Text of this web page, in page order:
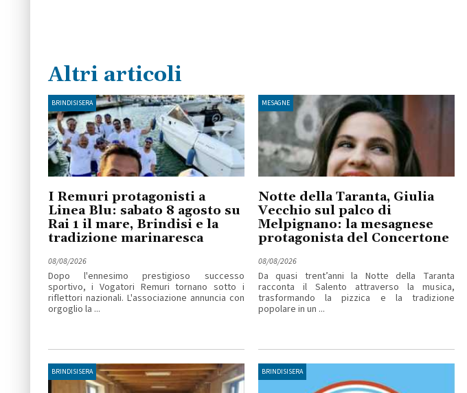
Altri articoli
BRINDISISERA
I Remuri protagonisti a
Linea Blu: sabato 8 agosto su
Rai 1 il mare, Brindisi e la
tradizione marinaresca
08/08/2026
Dopo l'ennesimo prestigioso successo
sportivo, i Vogatori Remuri tornano sotto i
riflettori nazionali. L'associazione annuncia con
orgoglio la ...
MESAGNE
Notte della Taranta, Giulia
Vecchio sul palco di
Melpignano: la mesagnese
protagonista del Concertone
08/08/2026
Da quasi trent’anni la Notte della Taranta
racconta il Salento attraverso la musica,
trasformando la pizzica e la tradizione
popolare in un ...
BRINDISISERA BRINDISISERA